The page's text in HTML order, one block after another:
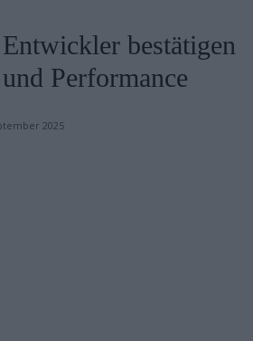
bestätigen
Performance
2025